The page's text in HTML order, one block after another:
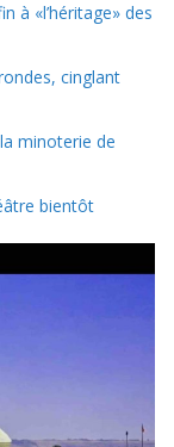
à «l’héritage» des
cinglant
minoterie de
bientôt